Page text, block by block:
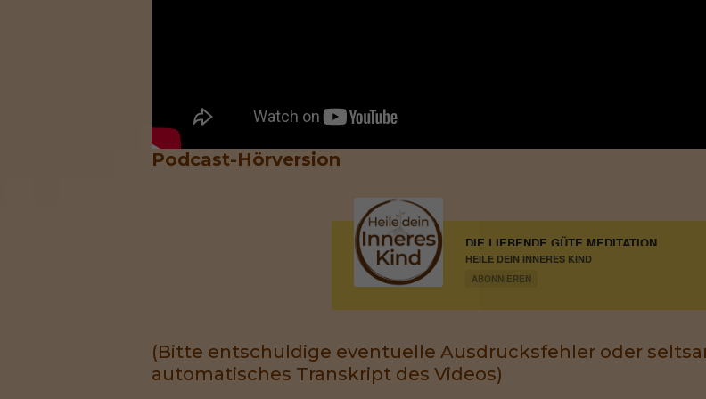
Podcast-Hörversion
HEILE DEIN INNERES KIND
ABONNIEREN
DIE LIEBENDE GÜTE MEDITATION
(Bitte entschuldige eventuelle Ausdrucksfehler oder
automatisches Transkript des Videos)